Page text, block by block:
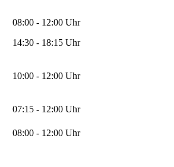
08:00 - 12:00 Uhr
14:30 - 18:15 Uhr
10:00 - 12:00 Uhr
07:15 - 12:00 Uhr
08:00 - 12:00 Uhr